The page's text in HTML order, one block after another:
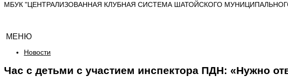
МБУК "ЦЕНТРАЛИЗОВАННАЯ КЛУБНАЯ СИСТЕМА ШАТОЙСКОГО
МЕНЮ
Новости
Час с детьми с участием инспектора ПДН: «Нужно